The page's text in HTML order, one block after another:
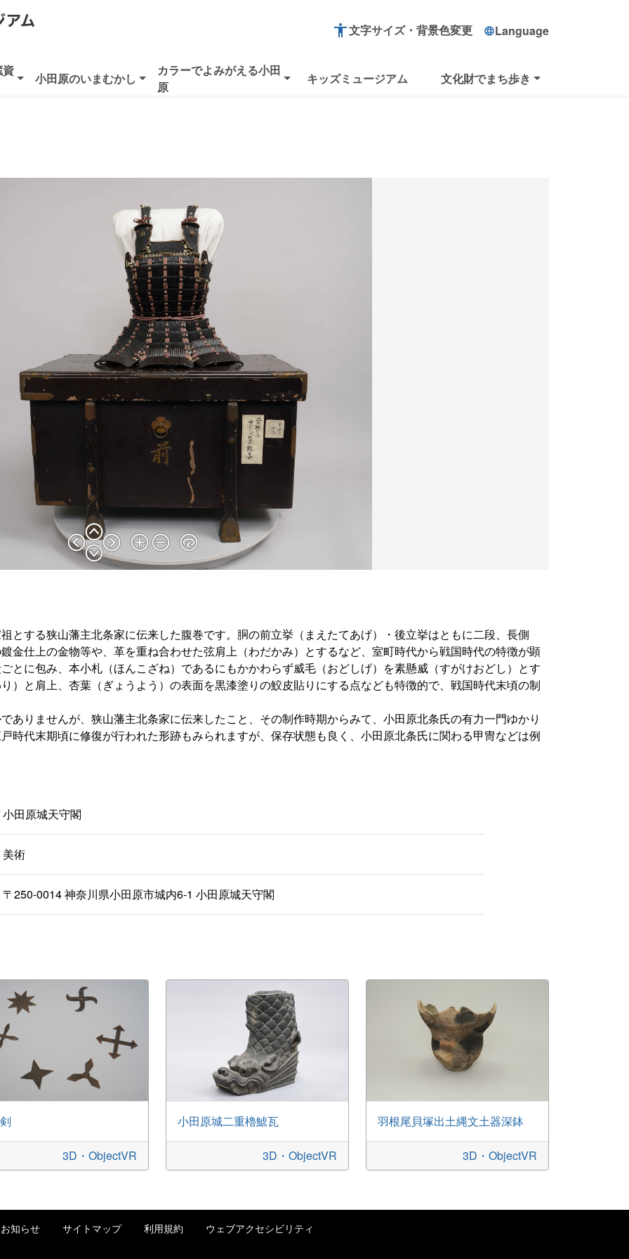
accessibility文字サイズ・背景色変更 languageLanguage
小田原のいまむかし
カラーでよみがえる小田
原
キッズミュージアム 文化財でまち歩き
する狭山藩主北条家に伝来した腹巻です。胴の前立挙（まえたてあげ）・後立挙はともに二段、長側
金仕上の金物等や、革を重ね合わせた弦肩上（わだかみ）とするなど、室町時代から戦国時代の特徴が顕
とに包み、本小札（ほんこざね）であるにもかかわらず威毛（おどしげ）を素懸威（すがけおどし）とす
）と肩上、杏葉（ぎょうよう）の表面を黒漆塗りの鮫皮貼りにする点なども特徴的で、戦国時代末頃の制
りませんが、狭山藩主北条家に伝来したこと、その制作時期からみて、小田原北条氏の有力一門ゆかり
時代末期頃に修復が行われた形跡もみられますが、保存状態も良く、小田原北条氏に関わる甲冑などは例
小田原城天守閣
美術
〒250-0014 神奈川県小田原市城内6-1 小田原城天守閣
3D・ObjectVR
小田原城二重櫓鯱瓦
3D・ObjectVR
羽根尾貝塚出土縄文土器深鉢
3D・ObjectVR
お知らせ サイトマップ 利用規約 ウェブアクセシビリティ